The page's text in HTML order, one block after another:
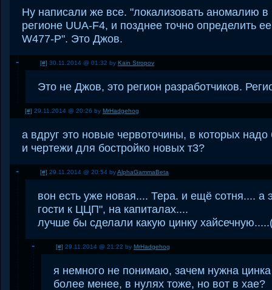
Ну написали же все. "локализовать аномалию
регионе UUA-F4, и позднее точно определить
W477-P". Это Джов.
[#] 30.11.2014 @ 01:32 by Kain Stropov
Это не Джов, это регион разработчиков.
[#] 29.11.2014 @ 20:26 by MrHadgehog
а вдруг это новые червоточины, в которых надо
и чертежи для бостройко новых т3?
[#] 29.11.2014 @ 20:54 byAlphaGammaBeta
вон есть уже новая.... Тера. и ещё сотня.... а
гости к ЦЦП", на капиталах....
лучше бы сделали какую цинку
[#] 29.11.2014 @ 21:22 by MrHadgehog
я немного не понимаю, зачем нужна
более менее, в нулях тоже, но вот в хае?